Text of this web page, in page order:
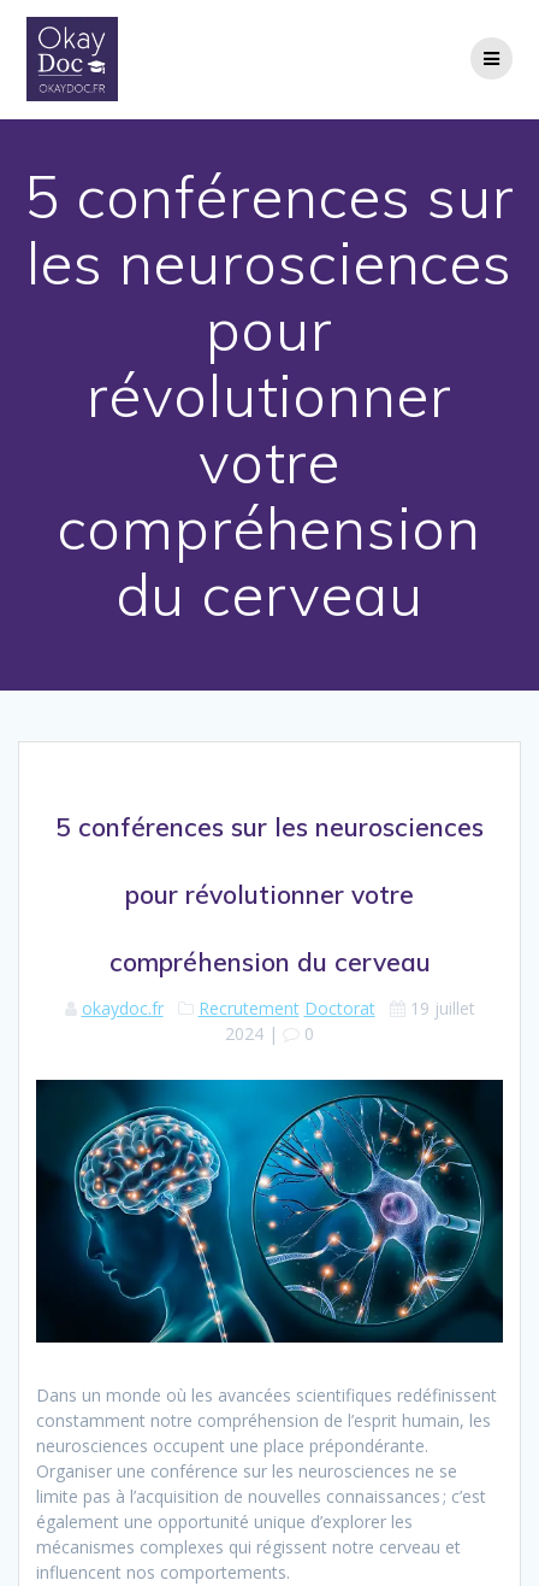
5 conférences sur
les neurosciences
pour
révolutionner
votre
compréhension
du cerveau
5 conférences sur les neurosciences
pour révolutionner votre
compréhension du cerveau
okaydoc.fr Recrutement Doctorat
19 juillet
2024 | 0
Dans un monde où les avancées scientifiques redéfinissent
constamment notre compréhension de l’esprit humain, les
neurosciences occupent une place prépondérante.
Organiser une conférence sur les neurosciences ne se
limite pas à l’acquisition de nouvelles connaissances ; c’est
également une opportunité unique d’explorer les
mécanismes complexes qui régissent notre cerveau et
influencent nos comportements.